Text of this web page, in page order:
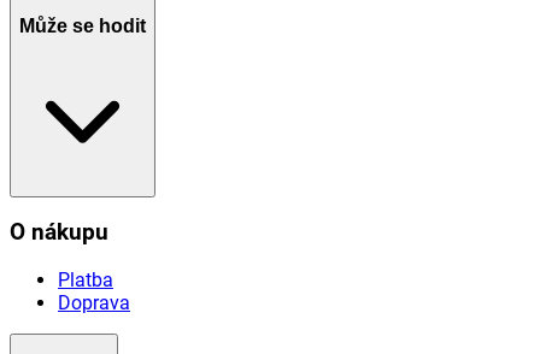
Může se hodit
O nákupu
Platba
Doprava